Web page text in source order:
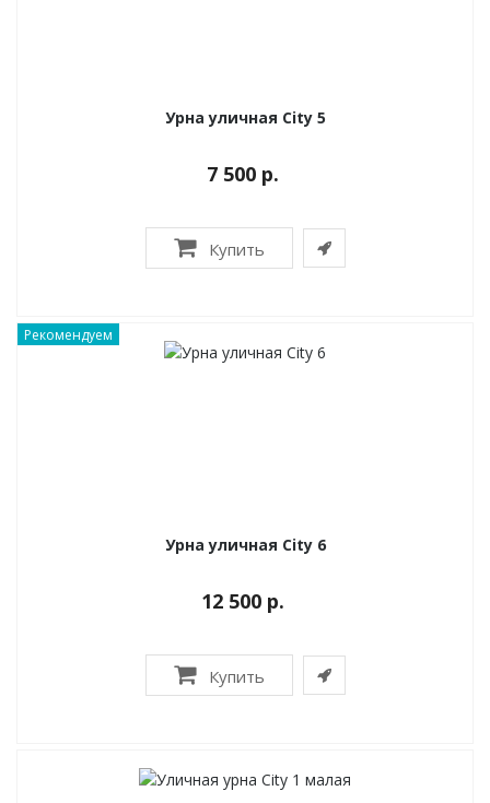
Урна уличная City 5
7 500 р.
Купить
Рекомендуем
Урна уличная City 6
12 500 р.
Купить